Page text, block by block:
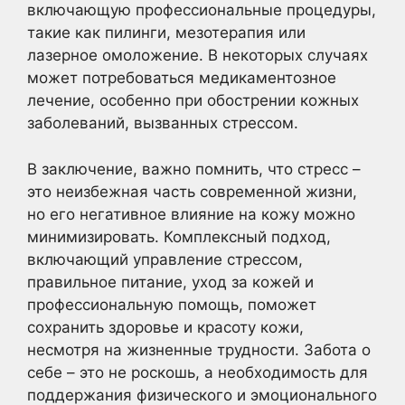
включающую профессиональные процедуры,
такие как пилинги, мезотерапия или
лазерное омоложение. В некоторых случаях
может потребоваться медикаментозное
лечение, особенно при обострении кожных
заболеваний, вызванных стрессом.
В заключение, важно помнить, что стресс –
это неизбежная часть современной жизни,
но его негативное влияние на кожу можно
минимизировать. Комплексный подход,
включающий управление стрессом,
правильное питание, уход за кожей и
профессиональную помощь, поможет
сохранить здоровье и красоту кожи,
несмотря на жизненные трудности. Забота о
себе – это не роскошь, а необходимость для
поддержания физического и эмоционального